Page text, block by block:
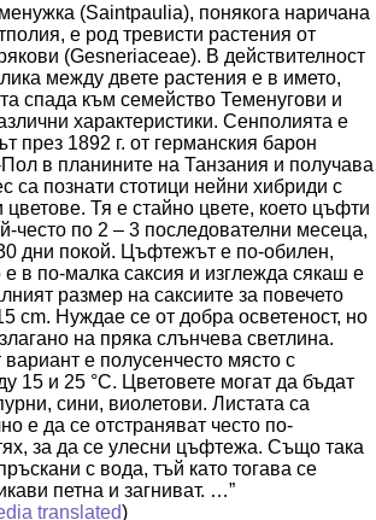
(Saintpaulia), понякога наричана
е род тревисти растения от
(Gesneriaceae). В действителност
между двете растения е в името,
спада към семейство Теменугови и
характеристики. Сенполията е
през 1892 г. от германския барон
в планините на Танзания и получава
са познати стотици нейни хибриди с
Тя е стайно цвете, което цъфти
често по 2 – 3 последователни месеца,
дни покой. Цъфтежът е по-обилен,
е в по-малка саксия и изглежда сякаш е
размер на саксиите за повечето
cm. Нуждае се от добра осветеност, но
на пряка слънчева светлина.
е полусенчесто място с
15 и 25 °С. Цветовете могат да бъдат
сини, виолетови. Листата са
е да се отстраняват често по-
за да се улесни цъфтежа. Също така
с вода, тъй като тогава се
петна и загниват. …”
translated)